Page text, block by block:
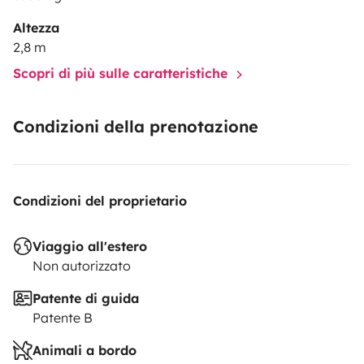
est de très bonne qualité pour un séjour agréable.
restons à votre disposition pour de plus amples
renseignements
Altezza
2,8 m
Scopri di più sulle caratteristiche
Condizioni della prenotazione
Condizioni del proprietario
Viaggio all'estero
Non autorizzato
Patente di guida
Patente B
Animali a bordo